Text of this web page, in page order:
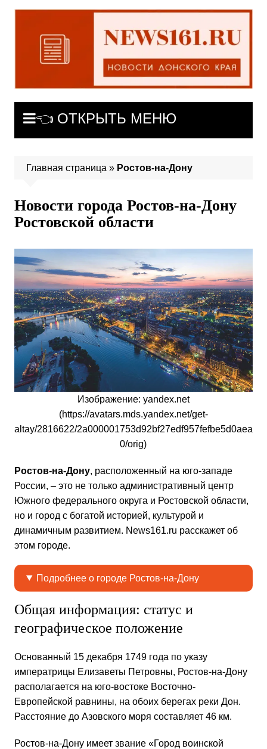
Перейти
содержимому
👈 ОТКРЫТЬ МЕНЮ
Главная страница » Ростов-на-Дону
Новости города Ростов-на-Дону
Ростовской области
Изображение: yandex.net
(https://avatars.mds.yandex.net/get-
altay/2816622/2a000001753d92bf27edf957fefbe5d0aea
0/orig)
Ростов-на-Дону, расположенный на юго-западе
России, – это не только административный центр
Южного федерального округа и Ростовской области,
но и город с богатой историей, культурой и
динамичным развитием. News161.ru расскажет об
этом городе.
Подробнее о городе Ростов-на-Дону
Общая информация: статус и
географическое положение
Основанный 15 декабря 1749 года по указу
императрицы Елизаветы Петровны, Ростов-на-Дону
располагается на юго-востоке Восточно-
Европейской равнины, на обоих берегах реки Дон.
Расстояние до Азовского моря составляет 46 км.
Ростов-на-Дону имеет звание «Город воинской